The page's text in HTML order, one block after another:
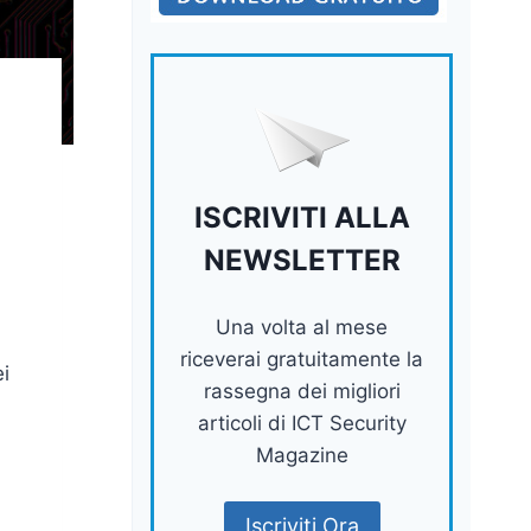
ISCRIVITI ALLA
NEWSLETTER
Una volta al mese
riceverai gratuitamente la
rassegna dei migliori
articoli di ICT Security
Magazine
Iscriviti Ora